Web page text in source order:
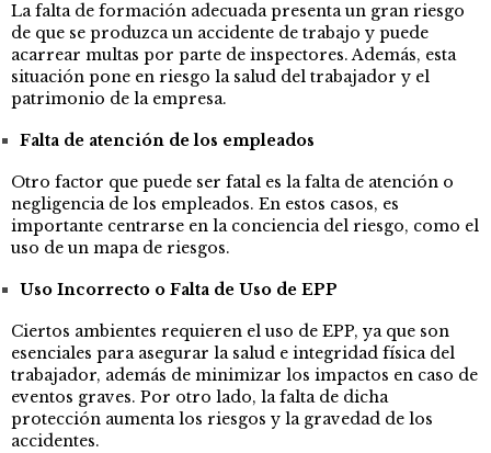
La falta de formación adecuada presenta un gran riesgo
de que se produzca un accidente de trabajo y puede
acarrear multas por parte de inspectores. Además, esta
situación pone en riesgo la salud del trabajador y el
patrimonio de la empresa.
Falta de atención de los empleados
Otro factor que puede ser fatal es la falta de atención o
negligencia de los empleados. En estos casos, es
importante centrarse en la conciencia del riesgo, como el
uso de un mapa de riesgos.
Uso Incorrecto o Falta de Uso de EPP
Ciertos ambientes requieren el uso de EPP, ya que son
esenciales para asegurar la salud e integridad física del
trabajador, además de minimizar los impactos en caso de
eventos graves. Por otro lado, la falta de dicha
protección aumenta los riesgos y la gravedad de los
accidentes.